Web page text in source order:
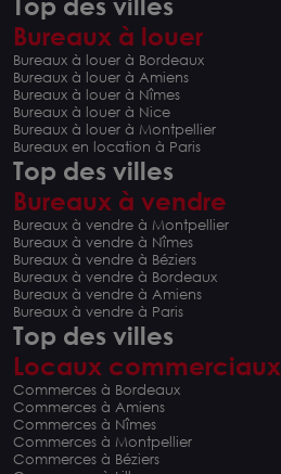
Bureaux à louer
Bureaux à louer à Bordeaux
Bureaux à louer à Amiens
Bureaux à louer à Nîmes
Bureaux à louer à Nice
Bureaux à louer à Montpellier
Bureaux en location à Paris
Top des villes
Bureaux à vendre
Bureaux à vendre à Montpellier
Bureaux à vendre à Nîmes
Bureaux à vendre à Béziers
Bureaux à vendre à Bordeaux
Bureaux à vendre à Amiens
Bureaux à vendre à Paris
Top des villes
Locaux commerciaux
Commerces à Bordeaux
Commerces à Amiens
Commerces à Nîmes
Commerces à Montpellier
Commerces à Béziers